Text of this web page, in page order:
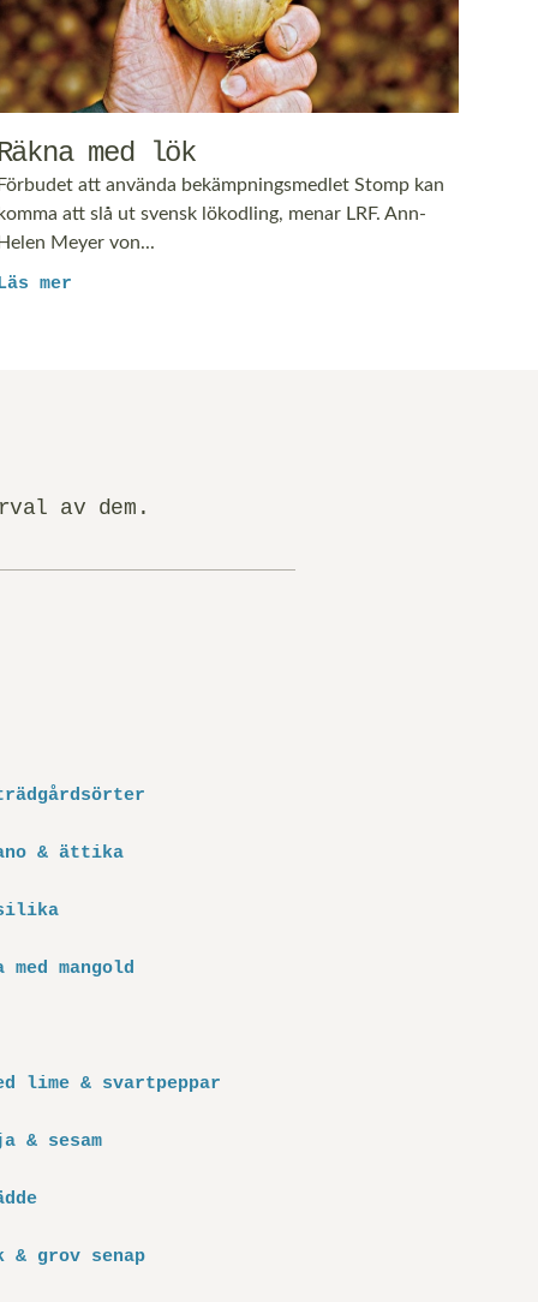
Räkna med lök
Förbudet att använda bekämpningsmedlet Stomp kan
komma att slå ut svensk lökodling, menar LRF. Ann-
Helen Meyer von...
mer
av dem.
& ättika
mangold
lime & svartpeppar
& sesam
& grov senap